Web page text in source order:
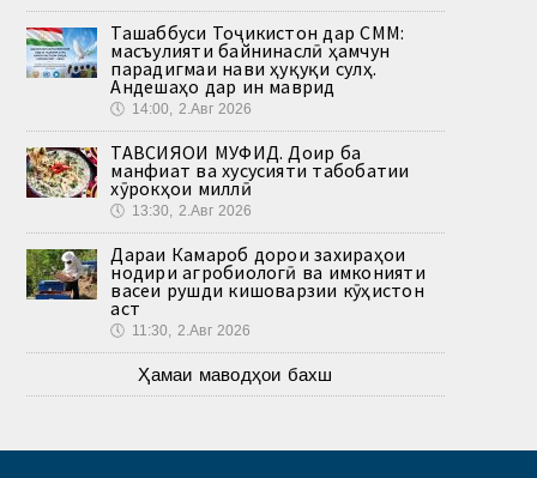
Ташаббуси Тоҷикистон дар СММ:
масъулияти байнинаслӣ ҳамчун
парадигмаи нави ҳуқуқи сулҳ.
Андешаҳо дар ин маврид
🕔 14:00, 2.Авг 2026
ТАВСИЯҲОИ МУФИД. Доир ба
манфиат ва хусусияти табобатии
хӯрокҳои миллӣ
🕔 13:30, 2.Авг 2026
Дараи Камароб дорои захираҳои
нодири агробиологӣ ва имконияти
васеи рушди кишоварзии кӯҳистон
аст
🕔 11:30, 2.Авг 2026
Ҳамаи маводҳои бахш